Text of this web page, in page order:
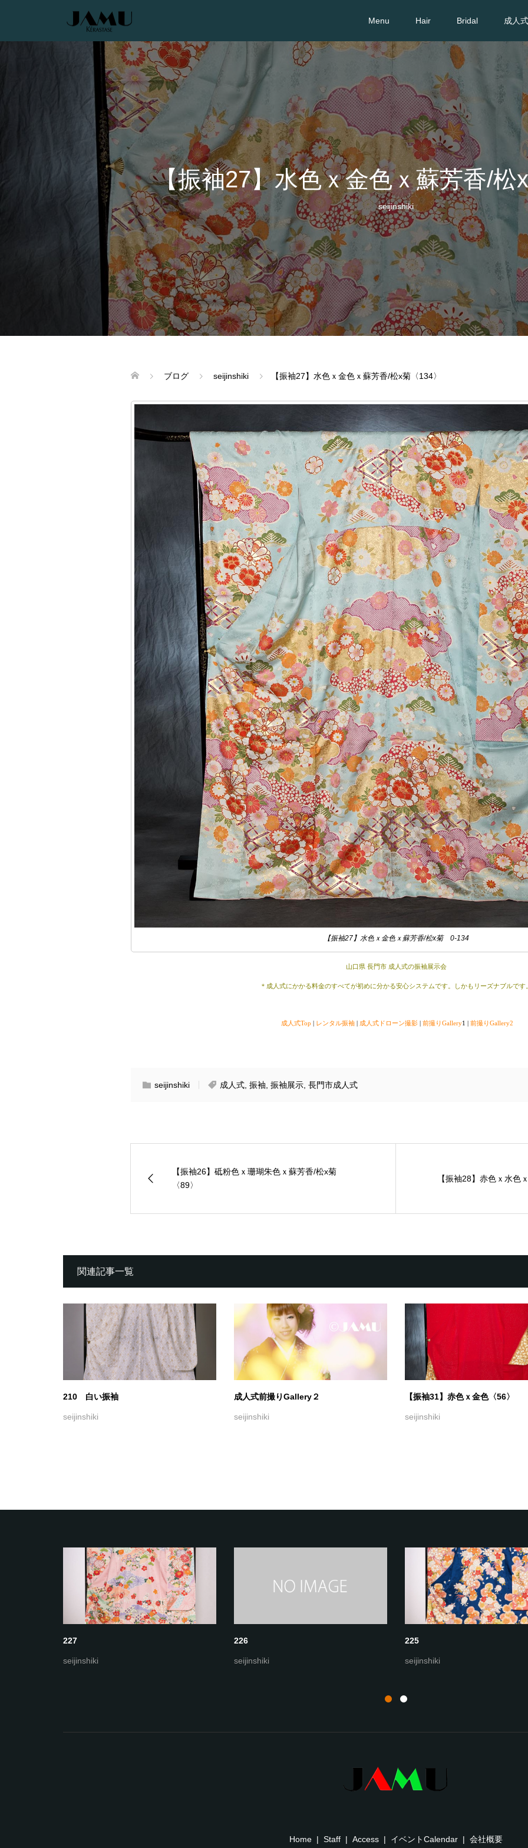
Menu Hair Bridal 成人式
【振袖27】水色ｘ金色ｘ蘇芳香/松
seijinshiki
ブログ seijinshiki 【振袖27】水色ｘ金色ｘ蘇芳香/松x菊〈134〉
【振袖27】水色ｘ金色ｘ蘇芳香/松x菊 0-134
山口県 長門市 成人式の振袖展示会
＊成人式にかかる料金のすべてが初めに分かる安心システムです。しかもリーズナブルです
成人式Top レンタル振袖 成人式ドローン撮影 前撮りGallery1 | 前撮りGallery2
seijinshiki 成人式, 振袖, 振袖展示, 長門市成人式
【振袖26】砥粉色ｘ珊瑚朱色ｘ蘇芳香/松x菊
〈89〉
【振袖28】赤色ｘ水色
関連記事一覧
210 白い振袖
seijinshiki
成人式前撮りGallery２
seijinshiki
【振袖31】赤色ｘ金色〈56〉
seijinshiki
227
seijinshiki
226
seijinshiki
225
seijinshiki
Home Staff Access イベントCalendar 会社概要